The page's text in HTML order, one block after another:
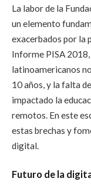
La labor de la
un elemento
exacerbados por la
Informe PISA
latinoamericanos
10 años, y la falta
impactado la
remotos. En este
estas brechas y
digital.
Futuro de la